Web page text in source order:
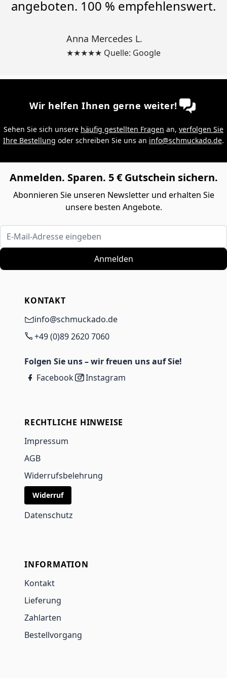
angeboten. 100 % empfehlenswert.
Anna Mercedes L.
★★★★★ Quelle: Google
Wir helfen Ihnen gerne weiter!
Sehen Sie sich unsere häufig gestellten Fragen an, verfolgen Sie
Ihre Bestellung oder schreiben Sie uns an info@schmuckado.de.
Anmelden. Sparen. 5 € Gutschein sichern.
Abonnieren Sie unseren Newsletter und erhalten Sie
unsere besten Angebote.
E-Mail-Adresse eingeben
Anmelden
KONTAKT
info@schmuckado.de
+49 (0)89 2620 7060
Folgen Sie uns – wir freuen uns auf Sie!
Facebook
Instagram
RECHTLICHE HINWEISE
Impressum
AGB
Widerrufsbelehrung
Widerruf
Datenschutz
INFORMATION
Kontakt
Lieferung
Zahlarten
Bestellvorgang